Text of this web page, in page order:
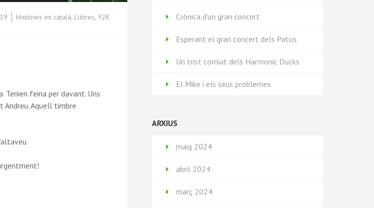
Històries en català, Llibres, Y2K
Tenien feina per davant. Uns
Andreu. Aquell timbre
Crònica d’un gran concert
Esperant el gran concert dels Patos
Un trist comiat dels Harmonic Ducks
El Mike i els seus problemes
ARXIUS
maig 2024
abril 2024
març 2024